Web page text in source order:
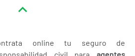
online tu seguro de
civil para agentes